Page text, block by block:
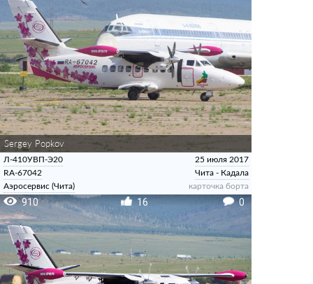
Sergey Popkov
Л-410УВП-Э20
RA-67042
Аэросервис (Чита)
25 июля 2017
Чита - Кадала
карточка борта
910 16 0